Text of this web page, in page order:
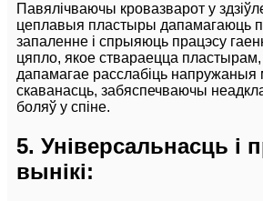
Павялічваючы кровазварот у
цеплавыя пластыры дапамагаюць
запаленне і спрыяюць працэсу
цяпло, якое ствараецца пластырам,
дапамагае расслабіць
скаванасць, забяспечваючы
боляў у спіне.
5. Універсальнасць і
вынікі: